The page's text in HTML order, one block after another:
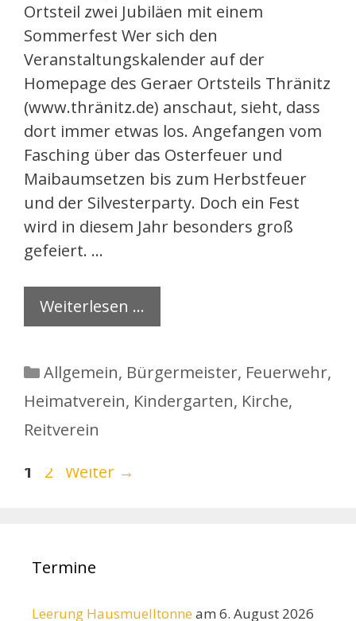
Ortsteil zwei Jubiläen mit einem
Sommerfest Wer sich den
Veranstaltungskalender auf der
Homepage des Geraer Ortsteils Thränitz
(www.thränitz.de) anschaut, sieht, dass
dort immer etwas los. Angefangen vom
Fasching über das Osterfeuer und
Maibaumsetzen bis zum Herbstfeuer
und der Silvesterparty. Doch ein Fest
wird in diesem Jahr besonders groß
gefeiert. …
Weiterlesen …
Kategorien
Allgemein, Bürgermeister, Feuerwehr,
Heimatverein, Kindergarten, Kirche,
Reitverein
Seite
1 Seite
2 Weiter →
Termine
Leerung Hausmuelltonneam 6. August 2026